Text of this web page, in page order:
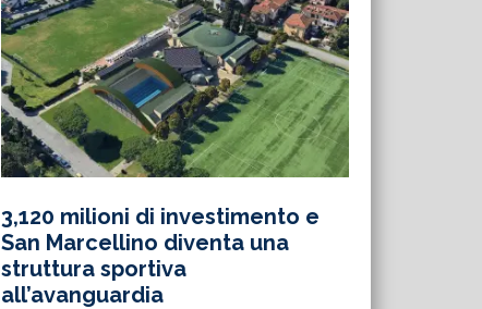
3,120 milioni di investimento e
San Marcellino diventa una
struttura sportiva
all’avanguardia